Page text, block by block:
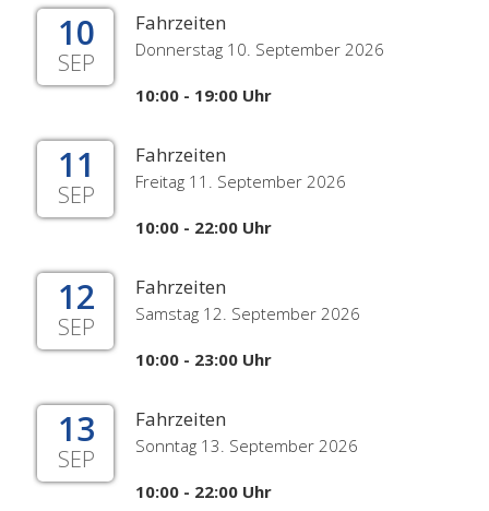
10
SEP
Fahrzeiten
Donnerstag 10. September 2026
10:00 - 19:00 Uhr
11
SEP
Fahrzeiten
Freitag 11. September 2026
10:00 - 22:00 Uhr
12
SEP
Fahrzeiten
Samstag 12. September 2026
10:00 - 23:00 Uhr
13
SEP
Fahrzeiten
Sonntag 13. September 2026
10:00 - 22:00 Uhr